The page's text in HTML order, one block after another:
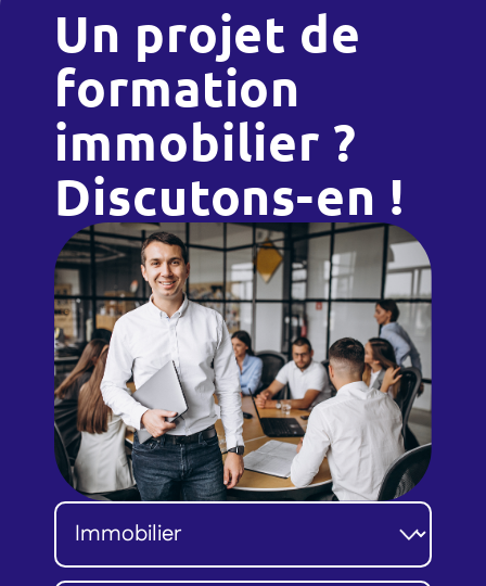
Un projet de
formation
immobilier ?
Discutons-en !
Catégorie